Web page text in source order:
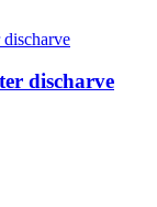
discharve